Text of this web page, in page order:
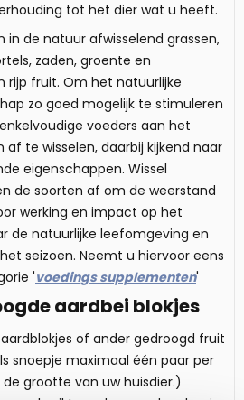
tot het dier wat u heeft.
in de natuur afwisselend grassen,
zaden, groente en
rijp fruit. Om het natuurlijke
zo goed mogelijk te stimuleren
voeders aan het
te wisselen, daarbij kijkend naar
eigenschappen. Wissel
de soorten af om de weerstand
werking en impact op het
de natuurlijke leefomgeving en
seizoen. Neemt u hiervoor eens
'voedings supplementen'
aardbei blokjes
of ander gedroogd fruit
snoepje maximaal één paar per
grootte van uw huisdier.)